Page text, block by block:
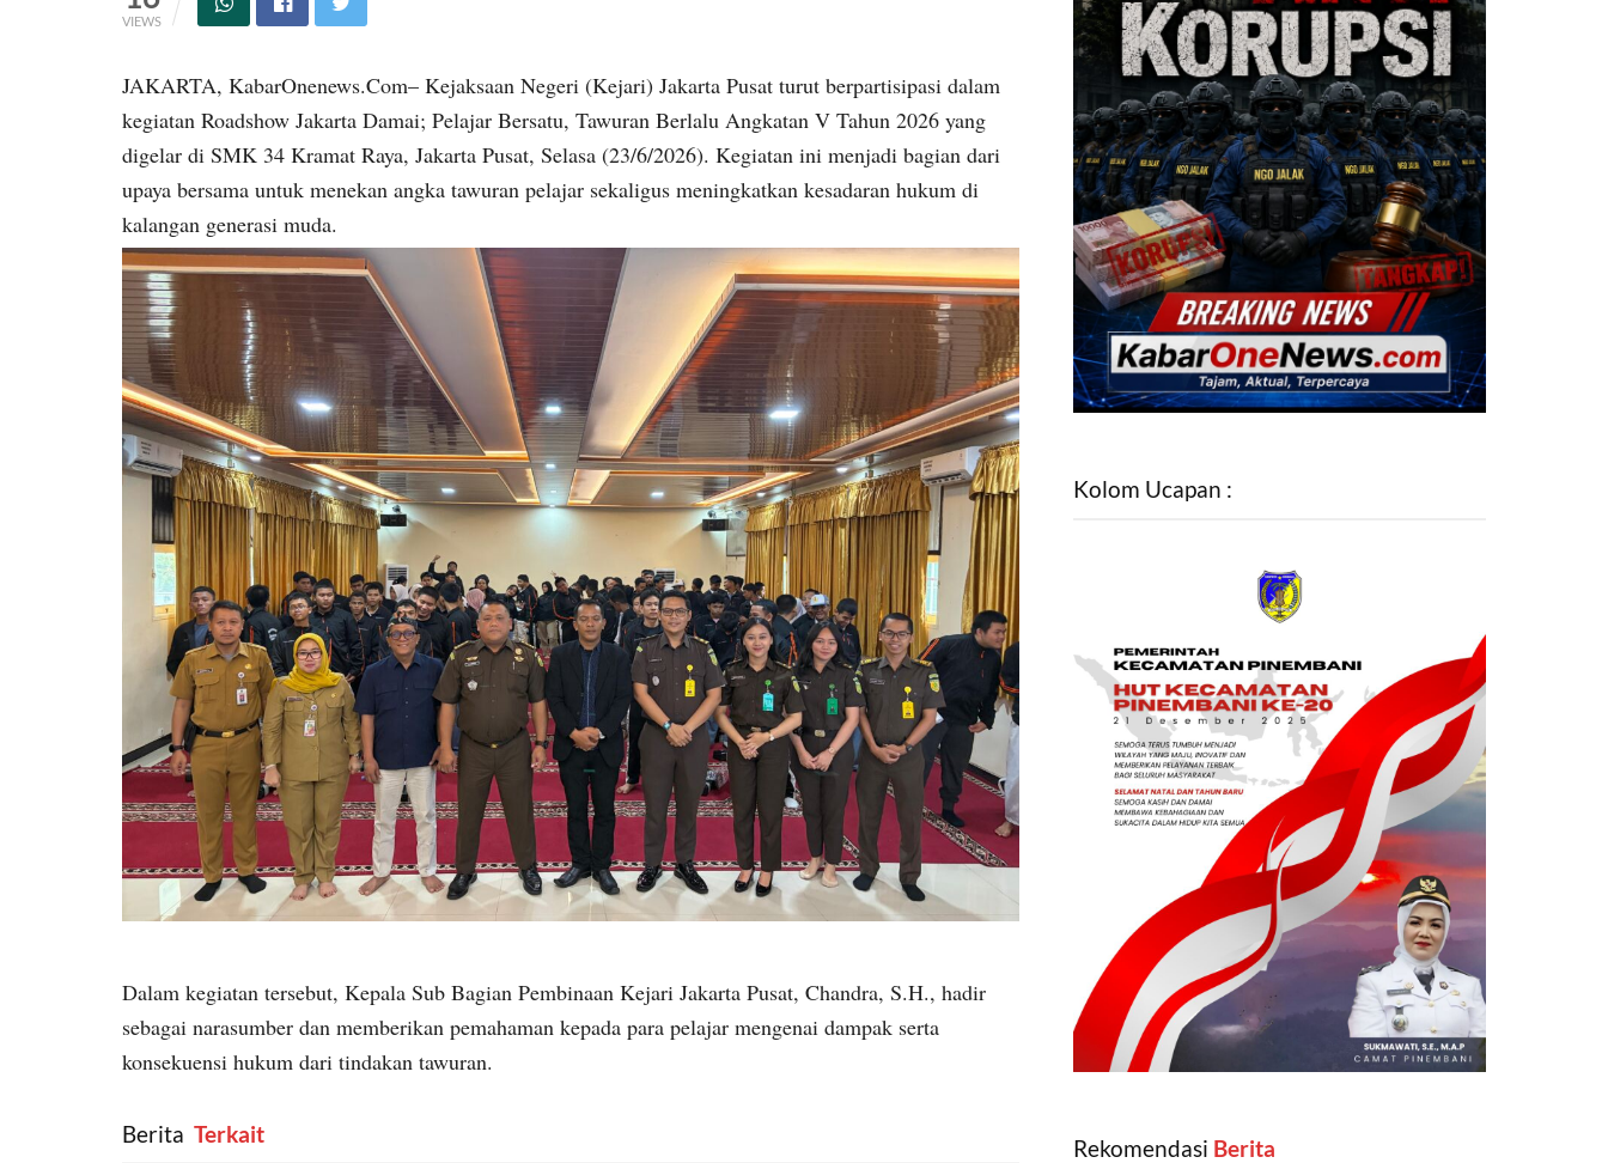
VIEWS
JAKARTA, KabarOnenews.Com– Kejaksaan Negeri (Kejari) Jakarta Pusat turut berpartisipasi dalam
kegiatan Roadshow Jakarta Damai; Pelajar Bersatu, Tawuran Berlalu Angkatan V Tahun 2026 yang
digelar di SMK 34 Kramat Raya, Jakarta Pusat, Selasa (23/6/2026). Kegiatan ini menjadi bagian dari
upaya bersama untuk menekan angka tawuran pelajar sekaligus meningkatkan kesadaran hukum di
kalangan generasi muda.
Dalam kegiatan tersebut, Kepala Sub Bagian Pembinaan Kejari Jakarta Pusat, Chandra, S.H., hadir
sebagai narasumber dan memberikan pemahaman kepada para pelajar mengenai dampak serta
konsekuensi hukum dari tindakan tawuran.
Berita ‎ Terkait
Kolom Ucapan :
Rekomendasi ‎ Berita